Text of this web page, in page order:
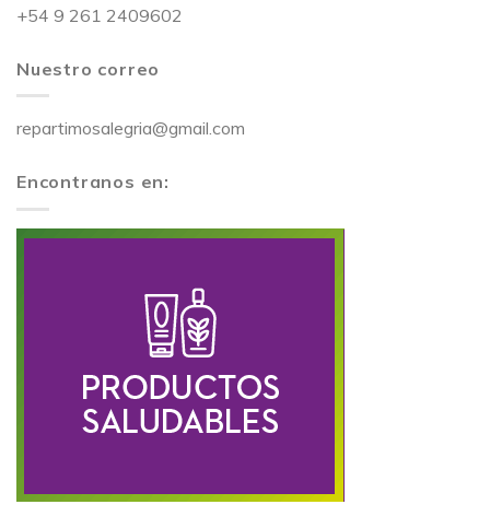
+54 9 261 2409602
Nuestro correo
repartimosalegria@gmail.com
Encontranos en: